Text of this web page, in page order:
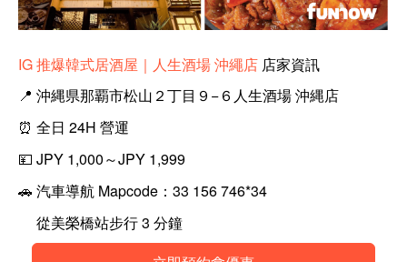
IG推爆韓式居酒屋｜人生酒場 沖繩店 店家資訊
📍 沖縄県那覇市松山２丁目９−６人生酒場 沖縄店
⏰ 全日 24H 營運
💴 JPY 1,000～JPY 1,999
🚗 汽車導航 Mapcode：33 156 746*34
從美榮橋站步行 3 分鐘